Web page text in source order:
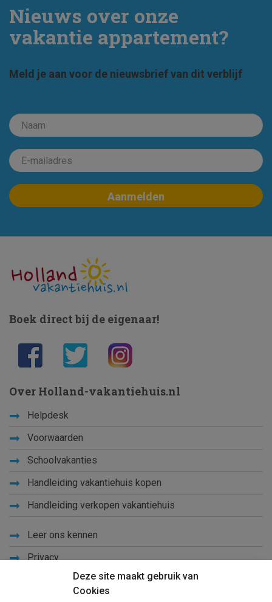
Nieuws over onze
vakantie appartement?
Meld je aan voor de nieuwsbrief van dit verblijf
Deze site maakt gebruik van
Cookies
Boek direct bij de eigenaar!
Over Holland-vakantiehuis.nl
Helpdesk
Voorwaarden
Schoolvakanties
Handleiding vakantiehuis kopen
Handleiding verkopen vakantiehuis
Leer ons kennen
Privacy